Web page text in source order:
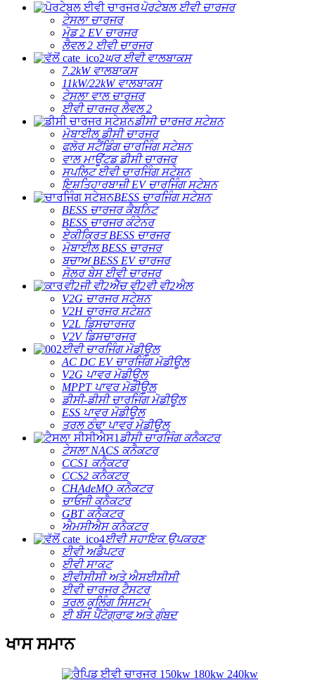
ਪੋਰਟੇਬਲ ਈਵੀ ਚਾਰਜਰ
ਟੇਸਲਾ ਚਾਰਜਰ
ਮੋਡ 2 EV ਚਾਰਜਰ
ਲੈਵਲ 2 ਈਵੀ ਚਾਰਜਰ
ਘਰ ਈਵੀ ਵਾਲਬਾਕਸ
7.2kW ਵਾਲਬਾਕਸ
11kW/22kW ਵਾਲਬਾਕਸ
ਟੇਸਲਾ ਵਾਲ ਚਾਰਜਰ
ਈਵੀ ਚਾਰਜਰ ਲੈਵਲ 2
ਡੀਸੀ ਚਾਰਜਰ ਸਟੇਸ਼ਨ
ਮੋਬਾਈਲ ਡੀਸੀ ਚਾਰਜਰ
ਫਲੋਰ ਸਟੈਂਡਿੰਗ ਚਾਰਜਿੰਗ ਸਟੇਸ਼ਨ
ਵਾਲ ਮਾਊਂਟਡ ਡੀਸੀ ਚਾਰਜਰ
ਸਪਲਿਟ ਈਵੀ ਚਾਰਜਿੰਗ ਸਟੇਸ਼ਨ
ਇਸ਼ਤਿਹਾਰਬਾਜ਼ੀ EV ਚਾਰਜਿੰਗ ਸਟੇਸ਼ਨ
BESS ਚਾਰਜਿੰਗ ਸਟੇਸ਼ਨ
BESS ਚਾਰਜਰ ਕੈਬਨਿਟ
BESS ਚਾਰਜਰ ਕੰਟੇਨਰ
ਏਕੀਕ੍ਰਿਤ BESS ਚਾਰਜਰ
ਮੋਬਾਈਲ BESS ਚਾਰਜਰ
ਬਚਾਅ BESS EV ਚਾਰਜਰ
ਸੋਲਰ ਬੇਸ ਈਵੀ ਚਾਰਜਰ
ਵੀ2ਜੀ ਵੀ2ਐੱਚ ਵੀ2ਵੀ ਵੀ2ਐਲ
V2G ਚਾਰਜਰ ਸਟੇਸ਼ਨ
V2H ਚਾਰਜਰ ਸਟੇਸ਼ਨ
V2L ਡਿਸਚਾਰਜਰ
V2V ਡਿਸਚਾਰਜਰ
ਈਵੀ ਚਾਰਜਿੰਗ ਮੋਡੀਊਲ
AC DC EV ਚਾਰਜਿੰਗ ਮੋਡੀਊਲ
V2G ਪਾਵਰ ਮੋਡੀਊਲ
MPPT ਪਾਵਰ ਮੋਡੀਊਲ
ਡੀਸੀ-ਡੀਸੀ ਚਾਰਜਿੰਗ ਮੋਡੀਊਲ
ESS ਪਾਵਰ ਮੋਡੀਊਲ
ਤਰਲ ਠੰਢਾ ਪਾਵਰ ਮੋਡੀਊਲ
ਡੀਸੀ ਚਾਰਜਿੰਗ ਕਨੈਕਟਰ
ਟੇਸਲਾ NACS ਕਨੈਕਟਰ
CCS1 ਕਨੈਕਟਰ
CCS2 ਕਨੈਕਟਰ
CHAdeMO ਕਨੈਕਟਰ
ਚਾਓਜੀ ਕਨੈਕਟਰ
GBT ਕਨੈਕਟਰ
ਐਮਸੀਐਸ ਕਨੈਕਟਰ
ਈਵੀ ਸਹਾਇਕ ਉਪਕਰਣ
ਈਵੀ ਅਡੈਪਟਰ
ਈਵੀ ਸਾਕਟ
ਈਵੀਸੀਸੀ ਅਤੇ ਐਸਈਸੀਸੀ
ਈਵੀ ਚਾਰਜਰ ਟੈਸਟਰ
ਤਰਲ ਕੂਲਿੰਗ ਸਿਸਟਮ
ਈ ਬੱਸ ਪੈਂਟੋਗ੍ਰਾਫ ਅਤੇ ਗੁੰਬਦ
ਖਾਸ ਸਮਾਨ